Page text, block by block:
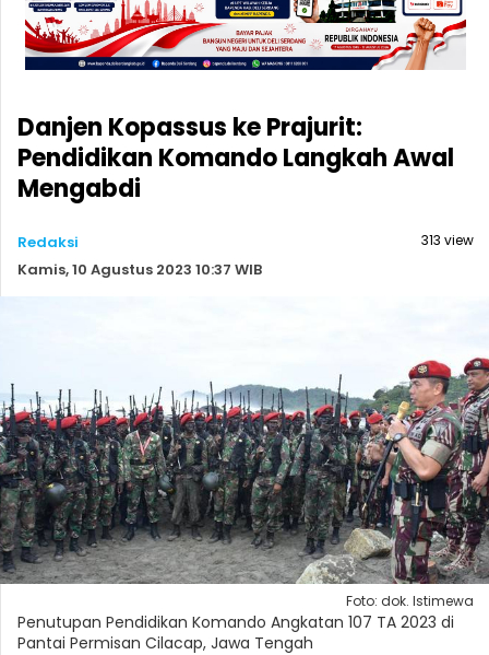
Danjen Kopassus ke Prajurit:
Pendidikan Komando Langkah Awal
Mengabdi
Redaksi
Kamis, 10 Agustus 2023 10:37 WIB
313 view
Foto: dok. Istimewa
Penutupan Pendidikan Komando Angkatan 107 TA 2023 di
Pantai Permisan Cilacap, Jawa Tengah